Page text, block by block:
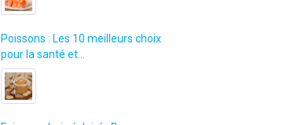
Poissons : Les 10 meilleurs choix
pour la santé et…